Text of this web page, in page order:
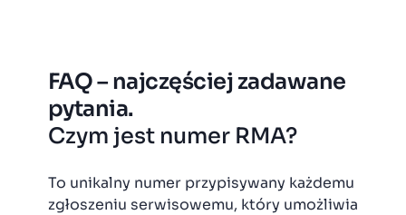
FAQ – najczęściej zadawane
pytania.
Czym jest numer RMA?
To unikalny numer przypisywany każdemu
zgłoszeniu serwisowemu, który umożliwia